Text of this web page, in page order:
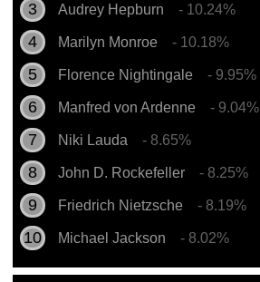
Audrey Hepburn - 10.24%
Marilyn Monroe - 10.18%
Florence Nightingale - 9.95%
Manfred von Ardenne - 9.04%
Niki Lauda - 8.65%
John D. Rockefeller - 8.25%
Friedrich Nietzsche - 8.19%
Michael Jackson - 8.02%